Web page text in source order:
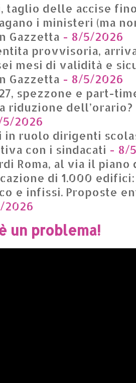
taglio delle accise
i ministeri (ma
Gazzetta - 8/5/2026
provvisoria,
mesi di validità e
Gazzetta - 8/5/2026
27, spezzone e part-
riduzione
2026
in ruolo dirigenti
con i sindacati - 8/
Roma, al via il piano
di 1.000
e infissi. Proposte
2026
un problema!